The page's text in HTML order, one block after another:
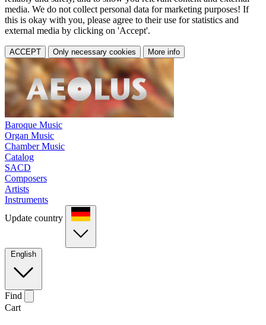
media. We do not collect personal data for marketing purposes! If
this is okay with you, please agree to their use for statistics and
external media by clicking on 'Accept'.
ACCEPT Only necessary cookies More info
Baroque Music
Organ Music
Chamber Music
Catalog
SACD
Composers
Artists
Instruments
Update country
English
Find
Cart